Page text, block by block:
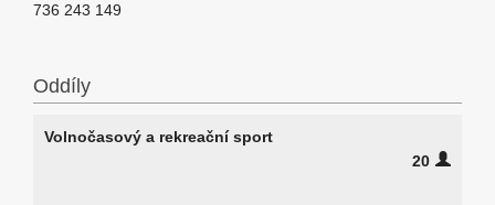
736 243 149
Oddíly
Volnočasový a rekreační sport
20